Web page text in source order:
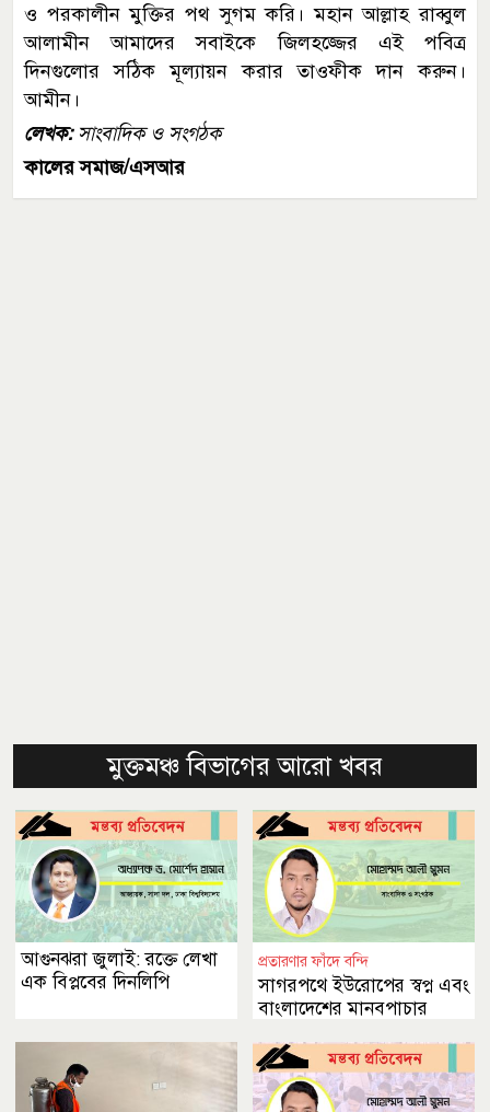
ও পরকালীন মুক্তির পথ সুগম করি। মহান আল্লাহ রাব্বুল
আলামীন আমাদের সবাইকে জিলহজ্জের এই পবিত্র
দিনগুলোর সঠিক মূল্যায়ন করার তাওফীক দান করুন।
আমীন।
লেখক: সাংবাদিক ও সংগঠক
কালের সমাজ/এসআর
মুক্তমঞ্চ বিভাগের আরো খবর
আগুনঝরা জুলাই: রক্তে লেখা
এক বিপ্লবের দিনলিপি
প্রতারণার ফাঁদে বন্দি
সাগরপথে ইউরোপের স্বপ্ন এবং
বাংলাদেশের মানবপাচার